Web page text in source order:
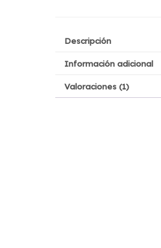
Descripción
Información adicional
Valoraciones (1)